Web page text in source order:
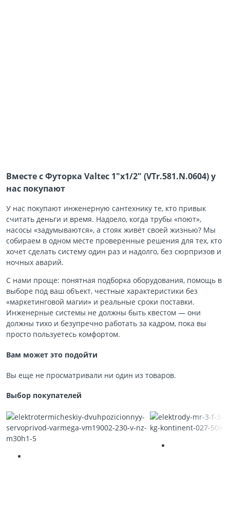
Вместе с Футорка Valtec 1″х1/2″ (VTr.581.N.0604) у
нас покупают
У нас покупают инженерную сантехнику те, кто привык
считать деньги и время. Надоело, когда трубы «поют»,
насосы «задумываются», а стояк живёт своей жизнью? Мы
собираем в одном месте проверенные решения для тех, кто
хочет сделать систему один раз и надолго, без сюрпризов и
ночных аварий.
С нами проще: понятная подборка оборудования, помощь в
выборе под ваш объект, честные характеристики без
«маркетинговой магии» и реальные сроки поставки.
Инженерные системы не должны быть квестом — они
должны тихо и безупречно работать за кадром, пока вы
просто пользуетесь комфортом.
Вам может это подойти
Вы еще не просматривали ни один из товаров.
Выбор покупателей